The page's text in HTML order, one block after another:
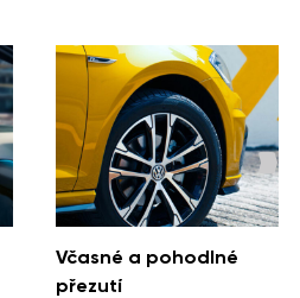
Včasné a pohodlné
přezutí